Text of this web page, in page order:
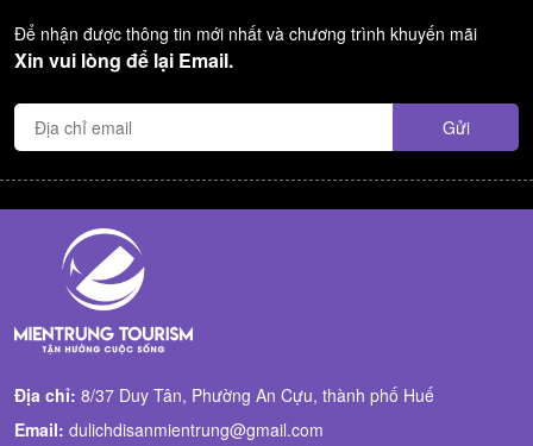
Để nhận được thông tin mới nhất và chương trình khuyến mãi
Xin vui lòng để lại Email.
Địa chỉ: 8/37 Duy Tân, Phường An Cựu, thành phố Huế
Email: dulichdisanmientrung@gmail.com